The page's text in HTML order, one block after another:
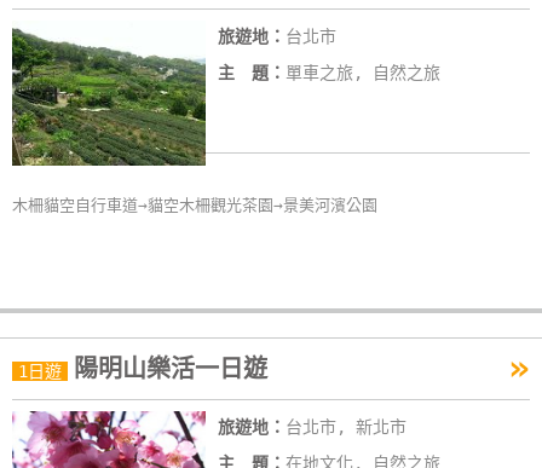
廠
商
合
作
旅
商
品
宣
傳
旅遊地： 台北市
主 題： 單車之旅, 自然之旅
木柵貓空自行車道→貓空木柵觀光茶園→景美河濱公園
1日遊 陽明山樂活一日遊 »
旅遊地： 台北市, 新北市
主 題： 在地文化, 自然之旅